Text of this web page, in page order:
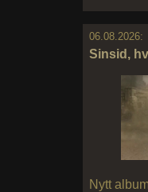
06.08.2026:
Sinsid,
Nytt